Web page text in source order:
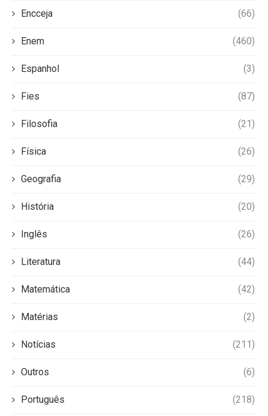
Encceja (66)
Enem (460)
Espanhol (3)
Fies (87)
Filosofia (21)
Física (26)
Geografia (29)
História (20)
Inglês (26)
Literatura (44)
Matemática (42)
Matérias (2)
Notícias (211)
Outros (6)
Português (218)